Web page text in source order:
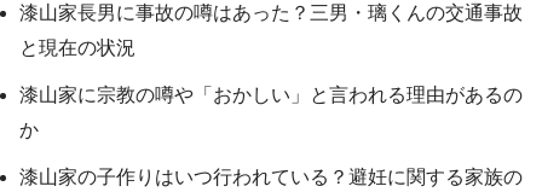
漆山家長男に事故の噂はあった？三男・璃くんの交通事故
と現在の状況
漆山家に宗教の噂や「おかしい」と言われる理由があるの
か
漆山家の子作りはいつ行われている？避妊に関する家族の